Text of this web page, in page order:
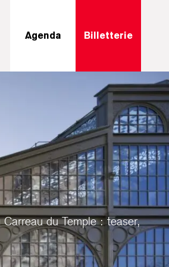
Agenda Billetterie
du Temple : teaser,